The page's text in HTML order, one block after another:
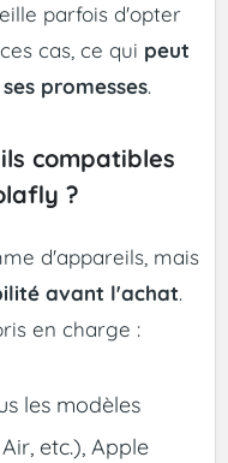
parfois d'opter
cas, ce qui peut
promesses.
compatibles
?
d'appareils, mais
avant l'achat.
en charge :
les modèles
etc.), Apple